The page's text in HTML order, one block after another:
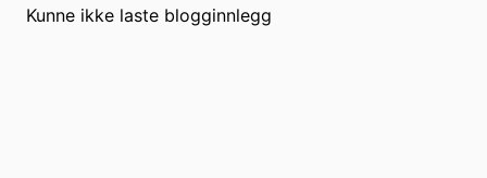
Kunne ikke laste blogginnlegg
/blogg/hva-er-large-language-model-llm